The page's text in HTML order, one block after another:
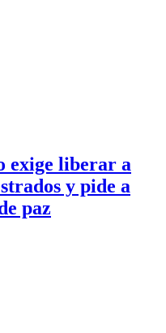
exige liberar a
y pide a
paz